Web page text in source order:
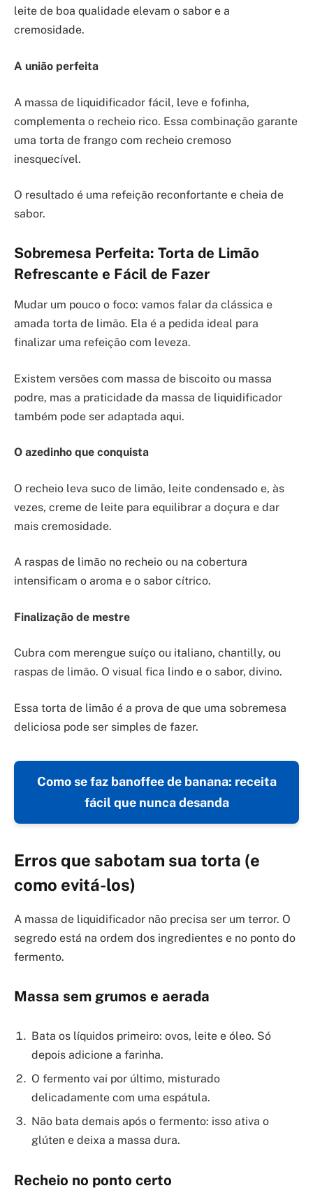
leite de boa qualidade elevam o sabor e a
cremosidade.
A união perfeita
A massa de liquidificador fácil, leve e fofinha,
complementa o recheio rico. Essa combinação garante
uma torta de frango com recheio cremoso
inesquecível.
O resultado é uma refeição reconfortante e cheia de
sabor.
Sobremesa Perfeita: Torta de Limão
Refrescante e Fácil de Fazer
Mudar um pouco o foco: vamos falar da clássica e
amada torta de limão. Ela é a pedida ideal para
finalizar uma refeição com leveza.
Existem versões com massa de biscoito ou massa
podre, mas a praticidade da massa de liquidificador
também pode ser adaptada aqui.
O azedinho que conquista
O recheio leva suco de limão, leite condensado e, às
vezes, creme de leite para equilibrar a doçura e dar
mais cremosidade.
A raspas de limão no recheio ou na cobertura
intensificam o aroma e o sabor cítrico.
Finalização de mestre
Cubra com merengue suíço ou italiano, chantilly, ou
raspas de limão. O visual fica lindo e o sabor, divino.
Essa torta de limão é a prova de que uma sobremesa
deliciosa pode ser simples de fazer.
Como se faz banoffee de banana: receita
fácil que nunca desanda
Erros que sabotam sua torta (e
como evitá-los)
A massa de liquidificador não precisa ser um terror. O
segredo está na ordem dos ingredientes e no ponto do
fermento.
Massa sem grumos e aerada
Bata os líquidos primeiro: ovos, leite e óleo. Só
depois adicione a farinha.
O fermento vai por último, misturado
delicadamente com uma espátula.
Não bata demais após o fermento: isso ativa o
glúten e deixa a massa dura.
Recheio no ponto certo